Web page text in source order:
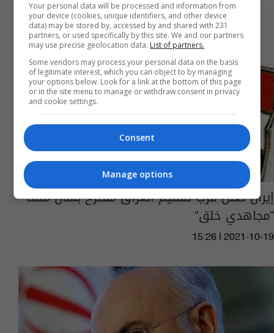
إيران تعلن قرب تسليم العراق مقترح بشأن ملف
"مجاهدي خلق"
15:26 | 2021-10-19
Your personal data will be processed and information from
your device (cookies, unique identifiers, and other device
data) may be stored by, accessed by and shared with 231
partners, or used specifically by this site. We and our partners
may use precise geolocation data. List of partners.
Some vendors may process your personal data on the basis
of legitimate interest, which you can object to by managing
your options below. Look for a link at the bottom of this page
or in the site menu to manage or withdraw consent in privacy
and cookie settings.
Consent
Manage options